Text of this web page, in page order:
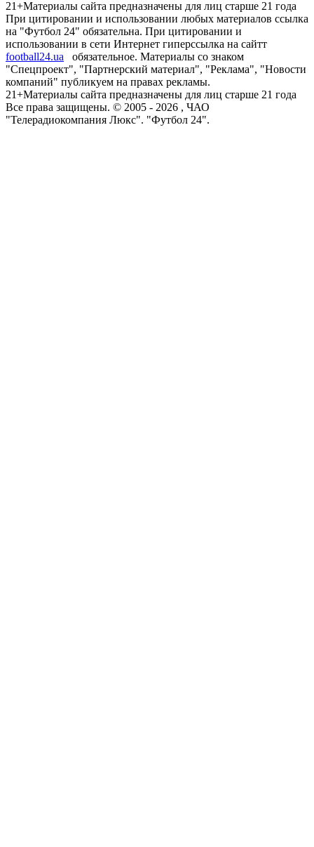
21+Материалы сайта предназначены для лиц старше 21 года
При цитировании и использовании любых материалов ссылка
на "Футбол 24" обязательна. При цитировании и
использовании в сети Интернет гиперссылка на сайтт
football24.ua
обязательное. Материалы со знаком
"Спецпроект", "Партнерский материал", "Реклама", "Новости
компаний" публикуем на правах рекламы.
21+Материалы сайта предназначены для лиц старше 21 года
Все права защищены. © 2005 - 2026 , ЧАО
"Телерадиокомпания Люкс". "Футбол 24".